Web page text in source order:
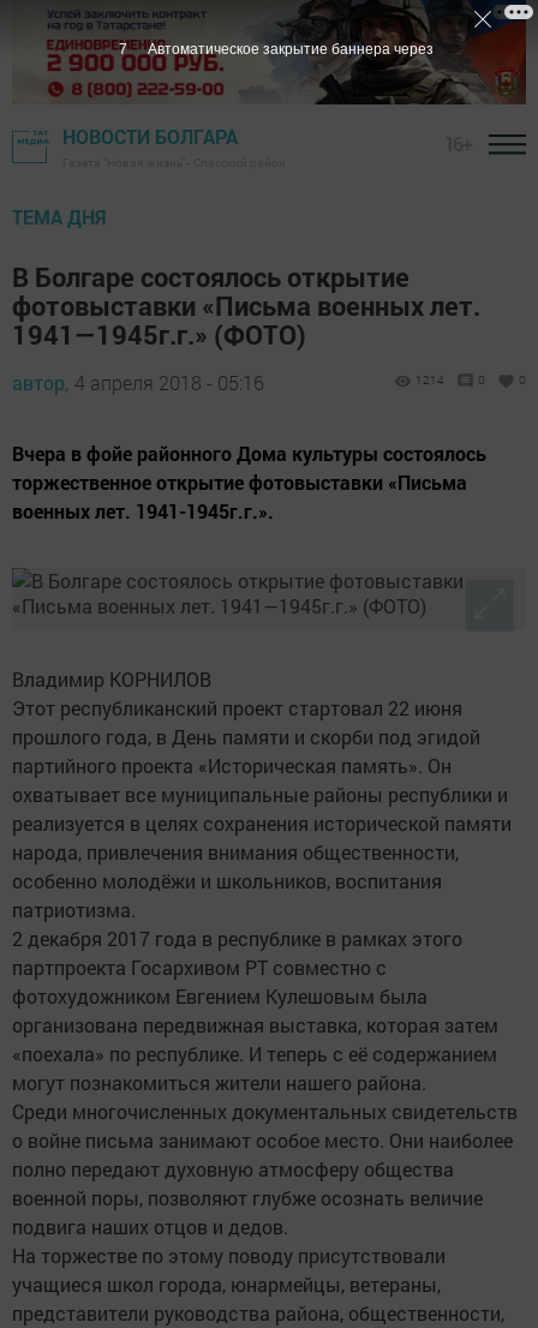
НОВОСТИ БОЛГАРА
ТЕМА ДНЯ
В Болгаре состоялось открытие
фотовыставки «Письма военных лет.
1941—1945г.г.» (ФОТО)
автор, 4 апреля 2018 - 05:16 1214 0 0
Вчера в фойе районного Дома культуры состоялось
торжественное открытие фотовыставки «Письма
военных лет. 1941-1945г.г.».
Владимир КОРНИЛОВ
Этот республиканский проект стартовал 22 июня
прошлого года, в День памяти и скорби под эгидой
партийного проекта «Историческая память». Он
охватывает все муниципальные районы республики и
реализуется в целях сохранения исторической памяти
народа, привлечения внимания общественности,
особенно молодёжи и школьников, воспитания
патриотизма.
2 декабря 2017 года в республике в рамках этого
партпроекта Госархивом РТ совместно с
фотохудожником Евгением Кулешовым была
организована передвижная выставка, которая затем
«поехала» по республике. И теперь с её содержанием
могут познакомиться жители нашего района.
Среди многочисленных документальных свидетельств
о войне письма занимают особое место. Они наиболее
полно передают духовную атмосферу общества
военной поры, позволяют глубже осознать величие
подвига наших отцов и дедов.
На торжестве по этому поводу присутствовали
учащиеся школ города, юнармейцы, ветераны,
представители руководства района, общественности,
6 Автоматическое закрытие баннера через